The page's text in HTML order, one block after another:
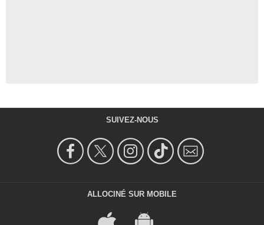
SUIVEZ-NOUS
ALLOCINÉ SUR MOBILE